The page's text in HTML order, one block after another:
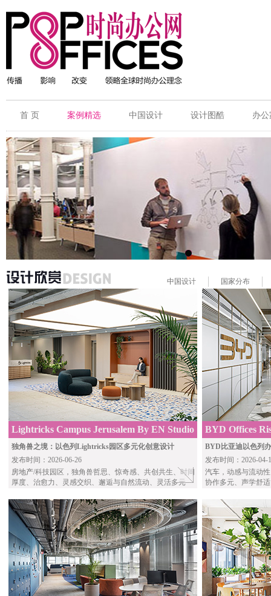
首 页 案例精选 中国设计 设计图酷 办
中国设计 国家分布
Lightricks Campus Jerusalem By EN Studio
独角兽之境：以色列Lightricks园区多元化创意设计
发布时间：2026-06-26
房地产/科技园区，独角兽哲思、惊奇感、共创共生、时间
厚度、治愈力、灵感交织、邂逅与自然流动、灵活多元
BYD Offices
A.R.Grinberg
BYD比亚迪以色列
发布时间：2026-04-
汽车 ，动感与流动
协作多元、声学舒